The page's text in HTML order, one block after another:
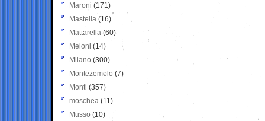
Maroni (171)
Mastella (16)
Mattarella (60)
Meloni (14)
Milano (300)
Montezemolo (7)
Monti (357)
moschea (11)
Musso (10)